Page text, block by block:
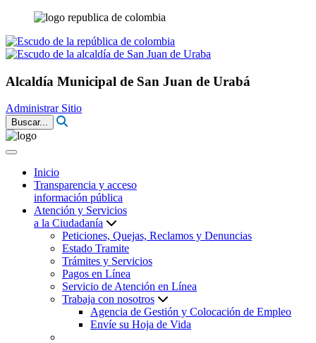
Alcaldía Municipal de San Juan de Urabá
Administrar Sitio
Buscar...
Inicio
Transparencia y acceso
información pública
Atención y Servicios
a la Ciudadanía
Peticiones, Quejas, Reclamos y Denuncias
Estado Tramite
Trámites y Servicios
Pagos en Línea
Servicio de Atención en Línea
Trabaja con nosotros
Agencia de Gestión y Colocación de Empleo
Envíe su Hoja de Vida